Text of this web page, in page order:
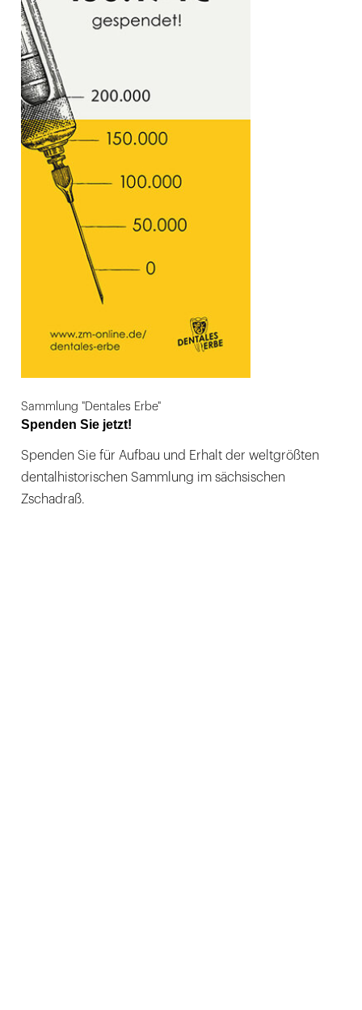
Sammlung "Dentales Erbe"
Spenden Sie jetzt!
Spenden Sie für Aufbau und Erhalt der weltgrößten
dentalhistorischen Sammlung im sächsischen
Zschadraß.